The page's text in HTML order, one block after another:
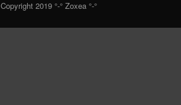
Copyright 2019 °-° Zoxea °-°